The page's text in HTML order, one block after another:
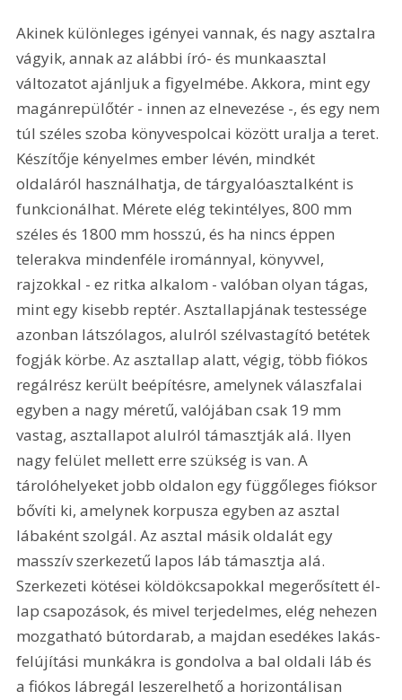
Akinek különleges igényei vannak, és nagy asztalra
vágyik, annak az alábbi író- és munkaasztal
változatot ajánljuk a figyelmébe. Akkora, mint egy
magánrepülőtér - innen az elnevezése -, és egy nem
túl széles szoba könyvespolcai között uralja a teret.
Készítője kényelmes ember lévén, mindkét
oldaláról használhatja, de tárgyalóasztalként is
funkcionálhat. Mérete elég tekintélyes, 800 mm
széles és 1800 mm hosszú, és ha nincs éppen
telerakva mindenféle irománnyal, könyvvel,
rajzokkal - ez ritka alkalom - valóban olyan tágas,
mint egy kisebb reptér. Asztallapjának testessége
azonban látszólagos, alulról szélvastagító betétek
fogják körbe. Az asztallap alatt, végig, több fiókos
regálrész került beépítésre, amelynek válaszfalai
egyben a nagy méretű, valójában csak 19 mm
vastag, asztallapot alulról támasztják alá. Ilyen
nagy felület mellett erre szükség is van. A
tárolóhelyeket jobb oldalon egy függőleges fióksor
bővíti ki, amelynek korpusza egyben az asztal
lábaként szolgál. Az asztal másik oldalát egy
masszív szerkezetű lapos láb támasztja alá.
Szerkezeti kötései köldökcsapokkal megerősített él-
lap csapozások, és mivel terjedelmes, elég nehezen
mozgatható bútordarab, a majdan esedékes lakás-
felújítási munkákra is gondolva a bal oldali láb és
a fiókos lábregál leszerelhető a horizontálisan